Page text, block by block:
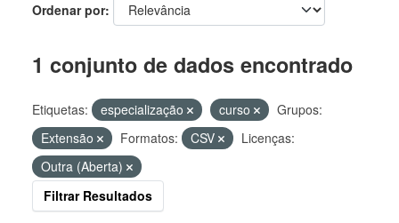
Ordenar por
1 conjunto de dados encontrado
Etiquetas: especialização curso
Grupos:
Extensão
Formatos: CSV
Licenças:
Outra (Aberta)
Filtrar Resultados